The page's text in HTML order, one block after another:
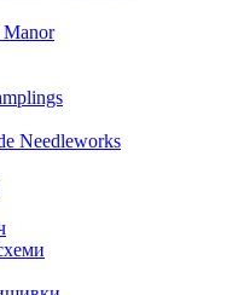
Needleworks